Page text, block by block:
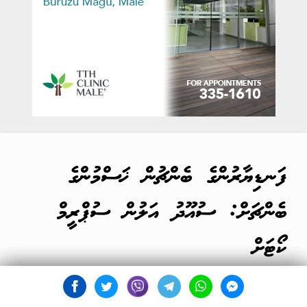
ފަނޑިޔާރުންގެ ބެންޗުން ޚަސްމުންގެ
ބެންޗަށް: ސުއޫދު އަލުން ސުޕްރީމް
ކޯޓަށް